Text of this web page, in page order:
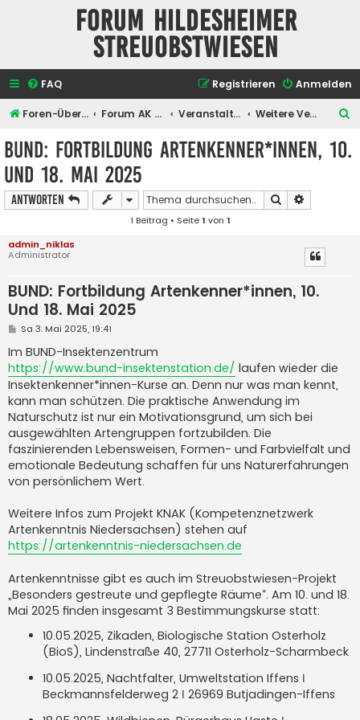
Forum Hildesheimer
Streuobstwiesen
FAQ Anmelden
Registrieren
Foren-Übersicht Forum AK Hildesheimer Streuobstwiesen Veranstaltungen Weitere Veranstaltungen
BUND: Fortbildung Artenkenner*innen, 10.
Und 18. Mai 2025
Antworten Suche
1 Beitrag • Seite1 von 1
admin_niklas
Administrator
BUND: Fortbildung Artenkenner*innen, 10.
Und 18. Mai 2025
B
i
t
r
a
g
Sa 3. Mai 2025, 19:41
Im BUND-Insektenzentrum
https://www.bund-insektenstation.de/ laufen wieder die
Insektenkenner*innen-Kurse an. Denn nur was man kennt,
kann man schützen. Die praktische Anwendung im
Naturschutz ist nur ein Motivationsgrund, um sich bei
ausgewählten Artengruppen fortzubilden. Die
faszinierenden Lebensweisen, Formen- und Farbvielfalt und
emotionale Bedeutung schaffen für uns Naturerfahrungen
von persönlichem Wert.
Weitere Infos zum Projekt KNAK (Kompetenznetzwerk
Artenkenntnis Niedersachsen) stehen auf
https://artenkenntnis-niedersachsen.de
Artenkenntnisse gibt es auch im Streuobstwiesen-Projekt
„Besonders gestreute und gepflegte Räume“. Am 10. und 18.
Mai 2025 finden insgesamt 3 Bestimmungskurse statt:
10.05.2025, Zikaden, Biologische Station Osterholz
(BioS), Lindenstraße 40, 27711 Osterholz-Scharmbeck
10.05.2025, Nachtfalter, Umweltstation Iffens ǀ
Beckmannsfelderweg 2 ǀ 26969 Butjadingen-Iffens